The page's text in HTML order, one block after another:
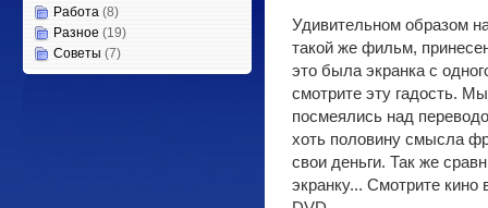
Работа (8)
Разное (19)
Советы (7)
Удивительном образом
такой же фильм,
это была экранка с
смотрите эту гадость.
посмеялись над
хоть половину смысла
свои деньги. Так же
экранку... Смотрите кино